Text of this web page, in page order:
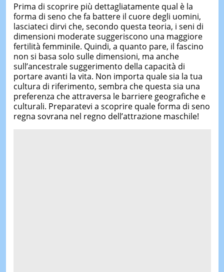
Prima di scoprire più dettagliatamente qual è la
forma di seno che fa battere il cuore degli uomini,
lasciateci dirvi che, secondo questa teoria, i seni di
dimensioni moderate suggeriscono una maggiore
fertilità femminile. Quindi, a quanto pare, il fascino
non si basa solo sulle dimensioni, ma anche
sull’ancestrale suggerimento della capacità di
portare avanti la vita. Non importa quale sia la tua
cultura di riferimento, sembra che questa sia una
preferenza che attraversa le barriere geografiche e
culturali. Preparatevi a scoprire quale forma di seno
regna sovrana nel regno dell’attrazione maschile!